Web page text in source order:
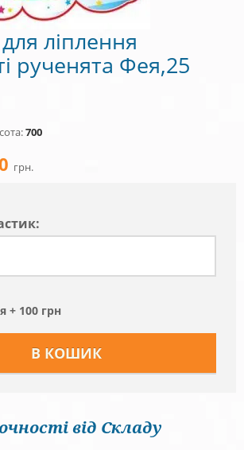
ліплення
рученята Фея,25
700
грн.
+ 100 грн
від Складу